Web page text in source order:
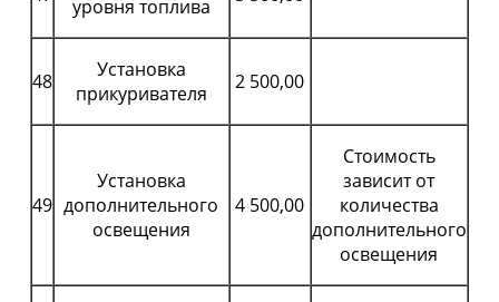
уровня топлива
48
Установка
прикуривателя
2 500,00
49
Установка
дополнительного
освещения
4 500,00
Стоимость
зависит от
количества
дополнительного
освещения